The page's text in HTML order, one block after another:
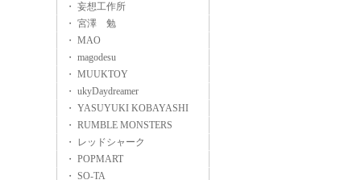
・ 妄想工作所
・ 宮澤 勉
・ MAO
・ magodesu
・ MUUKTOY
・ ukyDaydreamer
・ YASUYUKI KOBAYASHI
・ RUMBLE MONSTERS
・ レッドシャーク
・ POPMART
・ SO-TA